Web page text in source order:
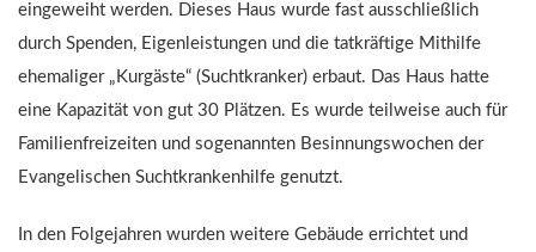
eingeweiht werden. Dieses Haus wurde fast ausschließlich
durch Spenden, Eigenleistungen und die tatkräftige Mithilfe
ehemaliger „Kurgäste“ (Suchtkranker) erbaut. Das Haus hatte
eine Kapazität von gut 30 Plätzen. Es wurde teilweise auch für
Familienfreizeiten und sogenannten Besinnungswochen der
Evangelischen Suchtkrankenhilfe genutzt.
In den Folgejahren wurden weitere Gebäude errichtet und